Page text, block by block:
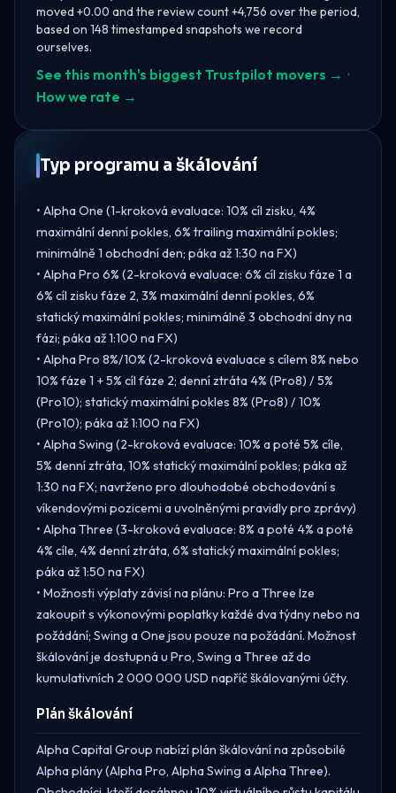
moved +0.00 and the review count +4,756 over the period,
based on 148 timestamped snapshots we record
ourselves.
See this month's biggest Trustpilot movers → ·
How we rate →
Typ programu a škálování
• Alpha One (1-kroková evaluace: 10% cíl zisku, 4%
maximální denní pokles, 6% trailing maximální pokles;
minimálně 1 obchodní den; páka až 1:30 na FX)
• Alpha Pro 6% (2-kroková evaluace: 6% cíl zisku fáze 1 a
6% cíl zisku fáze 2, 3% maximální denní pokles, 6%
statický maximální pokles; minimálně 3 obchodní dny na
fázi; páka až 1:100 na FX)
• Alpha Pro 8%/10% (2-kroková evaluace s cílem 8% nebo
10% fáze 1 + 5% cíl fáze 2; denní ztráta 4% (Pro8) / 5%
(Pro10); statický maximální pokles 8% (Pro8) / 10%
(Pro10); páka až 1:100 na FX)
• Alpha Swing (2-kroková evaluace: 10% a poté 5% cíle,
5% denní ztráta, 10% statický maximální pokles; páka až
1:30 na FX; navrženo pro dlouhodobé obchodování s
víkendovými pozicemi a uvolněnými pravidly pro zprávy)
• Alpha Three (3-kroková evaluace: 8% a poté 4% a poté
4% cíle, 4% denní ztráta, 6% statický maximální pokles;
páka až 1:50 na FX)
• Možnosti výplaty závisí na plánu: Pro a Three lze
zakoupit s výkonovými poplatky každé dva týdny nebo na
požádání; Swing a One jsou pouze na požádání. Možnost
škálování je dostupná u Pro, Swing a Three až do
kumulativních 2 000 000 USD napříč škálovanými účty.
Plán škálování
Alpha Capital Group nabízí plán škálování na způsobilé
Alpha plány (Alpha Pro, Alpha Swing a Alpha Three).